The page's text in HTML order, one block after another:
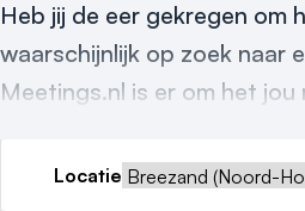
Heb jij de eer gekregen
waarschijnlijk op zoek naar
Meetings.nl is er om het
Locatie